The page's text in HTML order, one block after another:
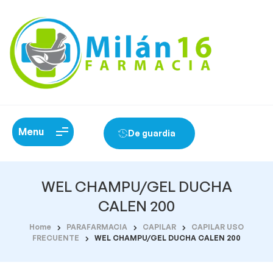
Menu De guardia
WEL CHAMPU/GEL DUCHA
CALEN 200
Home PARAFARMACIA CAPILAR
CAPILAR USO
FRECUENTE
WEL CHAMPU/GEL DUCHA CALEN 200